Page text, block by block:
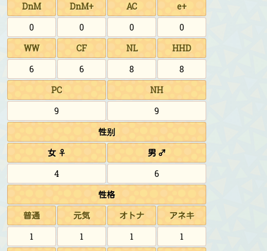
DnM
DnM+ AC
e+
0
0 0
0
WW
CF NL
HHD
6
6 8
8
PC
NH
9
9
性别
女 ♀
男 ♂
4
6
性格
普通
元気 オトナ
アネキ
1
1 1
1